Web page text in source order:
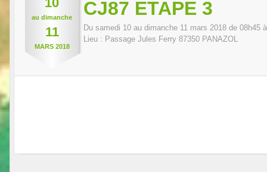
au dimanche
11
MARS 2018
CJ87 ETAPE 3
Du samedi 10 au dimanche 11 mars 2018 de 08h45
Lieu : Passage Jules Ferry 87350 PANAZOL